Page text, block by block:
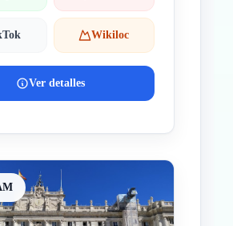
Wikiloc
Ver detalles